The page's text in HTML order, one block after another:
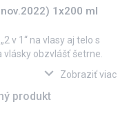
1x200 ml
v 1“ na vlasy aj telo s
obzvlášť šetrne.
udržuje prirodzené
vláskov. Pre
fľaši s uzáverom
expand_more Zobraziť viac
produkt